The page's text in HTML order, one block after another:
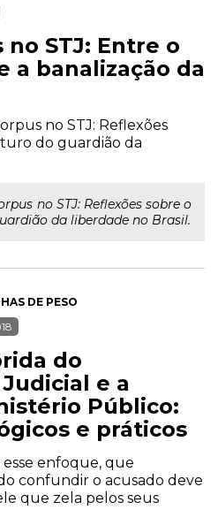
no STJ: Entre o
a banalização da
no STJ: Reflexões
do guardião da
no STJ: Reflexões sobre o
da liberdade no Brasil.
DE PESO
do
e a
Público:
e práticos
esse enfoque, que
confundir o acusado deve
que zela pelos seus